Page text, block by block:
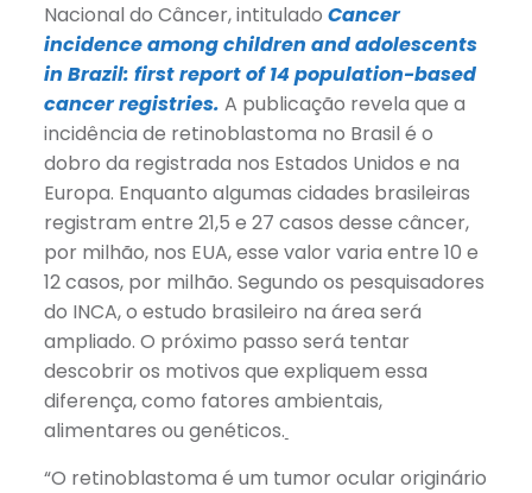
Nacional do Câncer, intitulado Cancer
incidence among children and adolescents
in Brazil: first report of 14 population-based
cancer registries. A publicação revela que a
incidência de retinoblastoma no Brasil é o
dobro da registrada nos Estados Unidos e na
Europa. Enquanto algumas cidades brasileiras
registram entre 21,5 e 27 casos desse câncer,
por milhão, nos EUA, esse valor varia entre 10 e
12 casos, por milhão. Segundo os pesquisadores
do INCA, o estudo brasileiro na área será
ampliado. O próximo passo será tentar
descobrir os motivos que expliquem essa
diferença, como fatores ambientais,
alimentares ou genéticos.
“O retinoblastoma é um tumor ocular originário